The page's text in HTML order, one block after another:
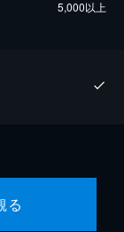
5,000以上
る